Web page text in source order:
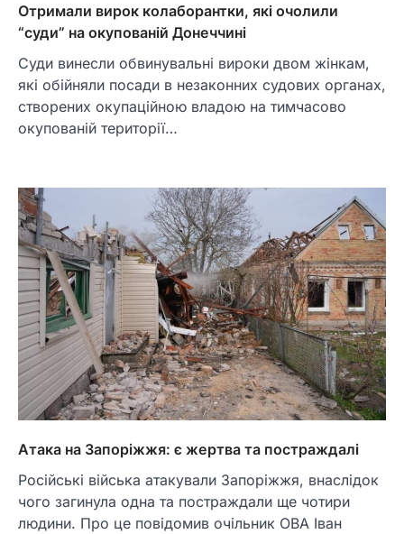
Отримали вирок колаборантки, які очолили
“суди” на окупованій Донеччині
Суди винесли обвинувальні вироки двом жінкам,
які обійняли посади в незаконних судових органах,
створених окупаційною владою на тимчасово
окупованій території…
Атака на Запоріжжя: є жертва та постраждалі
Російські війська атакували Запоріжжя, внаслідок
чого загинула одна та постраждали ще чотири
людини. Про це повідомив очільник ОВА Іван